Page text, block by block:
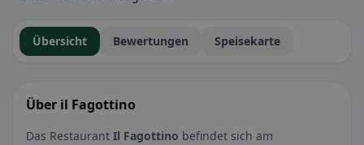
Übersicht Bewertungen Speisekarte
Über il Fagottino
Das Restaurant Il Fagottino befindet sich am